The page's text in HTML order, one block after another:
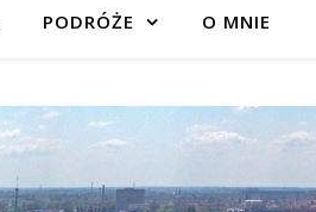
PODRÓŻE O MNIE